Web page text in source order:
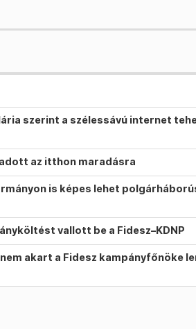
szerint a szélessávú internet
az itthon maradásra
is képes lehet
vallott be a Fidesz–KDNP
akart a Fidesz kampányfőnöke